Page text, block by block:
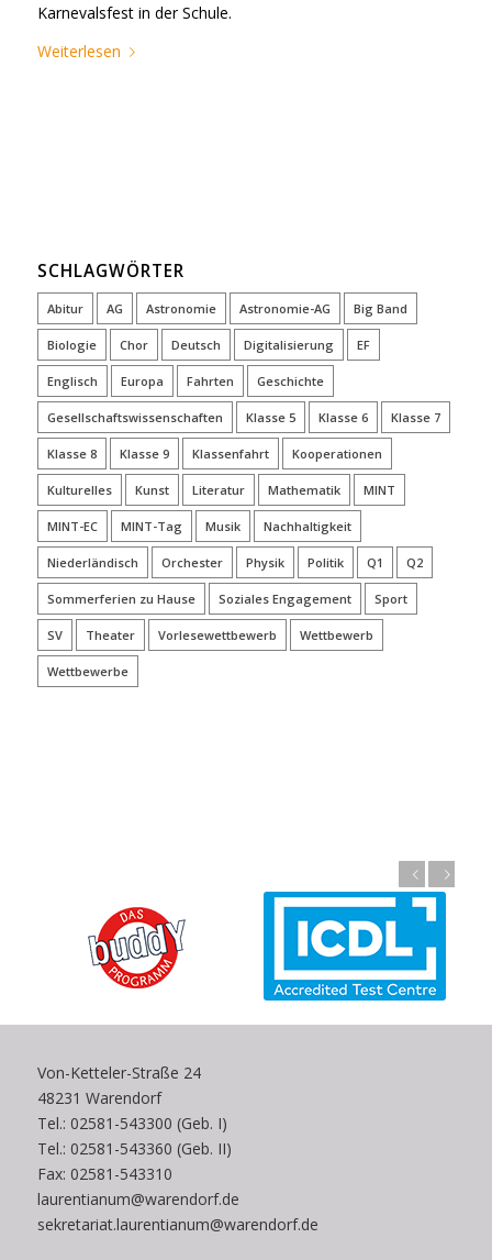
Karnevalsfest in der Schule.
Weiterlesen
SCHLAGWÖRTER
Abitur AG Astronomie Astronomie-AG Big Band
Biologie Chor Deutsch Digitalisierung EF
Englisch Europa Fahrten Geschichte
Gesellschaftswissenschaften Klasse 5 Klasse 6 Klasse 7
Klasse 8 Klasse 9 Klassenfahrt Kooperationen
Kulturelles Kunst Literatur Mathematik MINT
MINT-EC MINT-Tag Musik Nachhaltigkeit
Niederländisch Orchester Physik Politik Q1 Q2
Sommerferien zu Hause Soziales Engagement Sport
SV Theater Vorlesewettbewerb Wettbewerb
Wettbewerbe
Von-Ketteler-Straße 24
48231 Warendorf
Tel.: 02581-543300 (Geb. I)
Tel.: 02581-543360 (Geb. II)
Fax: 02581-543310
laurentianum@warendorf.de
sekretariat.laurentianum@warendorf.de